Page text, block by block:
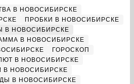
В НОВОСИБИРСКЕ
ПРОБКИ В НОВОСИБИРСКЕ
В НОВОСИБИРСКЕ
В НОВОСИБИРСКЕ
ГОРОСКОП
В НОВОСИБИРСКЕ
В НОВОСИБИРСКЕ
В НОВОСИБИРСКЕ